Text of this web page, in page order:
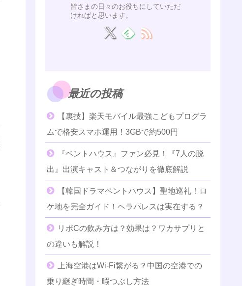
皆さまの日々のお役ちにしていただ
ければと思います。
最近の投稿
【裏技】楽天モバイル最強こどもプログラ
ムで格安スマホ運用！3GBで約500円
『ペントハウス』ファン必見！『7人の脱
出』出演キャスト＆つながりを徹底解説
【韓国ドラマペントハウス】聖地巡礼！ロ
ケ地を完全ガイド！ヘラパレスは実在する？
リポCの飲み方は？効果は？ワカサプリと
の違いも解説！
上海空港はWi-Fi繋がる？中国の空港での
乗り継ぎ時間・暇つぶし方法